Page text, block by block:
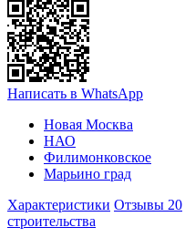
Написать в WhatsApp
Новая Москва
НАО
Филимонковское
Марьино град
Характеристики Отзывы 20
строительства